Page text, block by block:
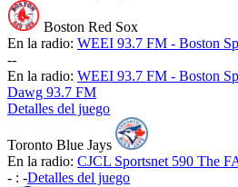
Boston Red Sox
En la radio: WEEI 93.7 FM - Boston
--
En la radio: WEEI 93.7 FM - Boston
Dawg 93.7 FM
Detalles del juego
Toronto Blue Jays
En la radio: CJCL Sportsnet 590 The
- : -Detalles del juego